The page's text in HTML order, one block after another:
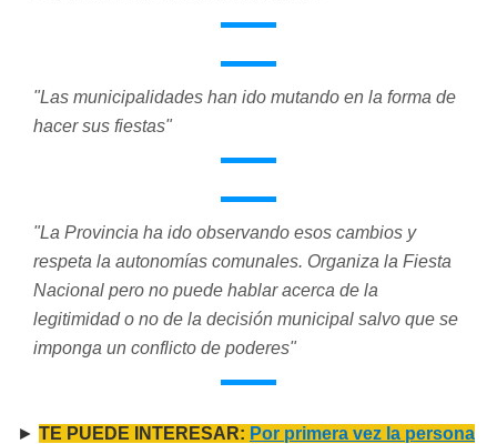
"Las municipalidades han ido mutando en la forma de
hacer sus fiestas"
"La Provincia ha ido observando esos cambios y
respeta la autonomías comunales. Organiza la Fiesta
Nacional pero no puede hablar acerca de la
legitimidad o no de la decisión municipal salvo que se
imponga un conflicto de poderes"
► TE PUEDE INTERESAR: Por primera vez la persona